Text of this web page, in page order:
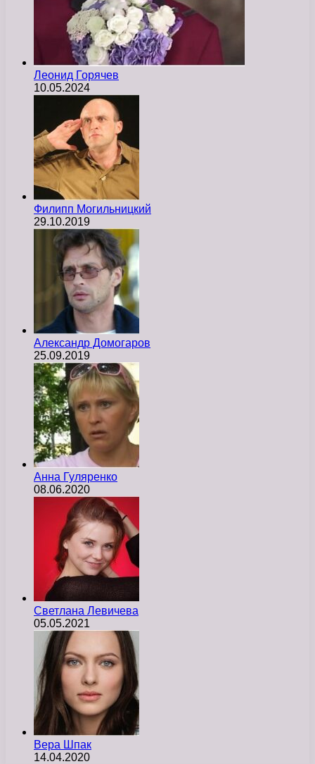
Леонид Горячев
10.05.2024
Филипп Могильницкий
29.10.2019
Александр Домогаров
25.09.2019
Анна Гуляренко
08.06.2020
Светлана Левичева
05.05.2021
Вера Шпак
14.04.2020